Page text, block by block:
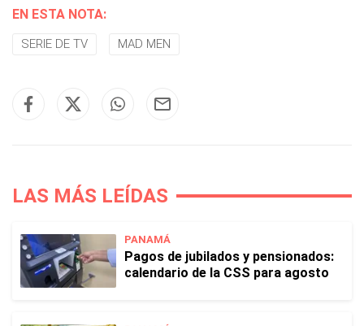
EN ESTA NOTA:
SERIE DE TV MAD MEN
LAS MÁS LEÍDAS
PANAMÁ
Pagos de jubilados y pensionados:
calendario de la CSS para agosto